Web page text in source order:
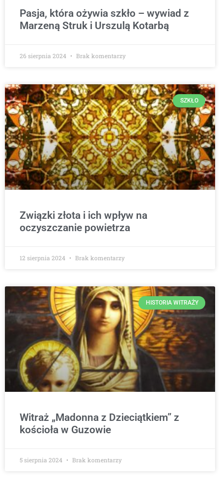
Pasja, która ożywia szkło – wywiad z
Marzeną Struk i Urszulą Kotarbą
26 sierpnia 2024 Brak komentarzy
SZKŁO
Związki złota i ich wpływ na
oczyszczanie powietrza
12 sierpnia 2024 Brak komentarzy
HISTORIA WITRAŻY
Witraż „Madonna z Dzieciątkiem” z
kościoła w Guzowie
5 sierpnia 2024 Brak komentarzy